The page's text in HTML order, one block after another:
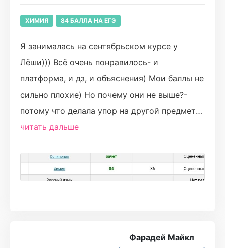
ХИМИЯ 84 БАЛЛА НА ЕГЭ
Я занималась на сентябрьском курсе у
Лёши))) Всё очень понравилось- и
платформа, и дз, и объяснения) Мои баллы не
сильно плохие) Но почему они не выше?-
потому что делала упор на другой предмет
для получения бви по олимпиаде) (получила)
С Лёшей было очень интересно заниматься!
Нам давали не сухие знания, а такие, что бы
занятия, начала формироваться химическая
читать дальше
Фарадей Майкл